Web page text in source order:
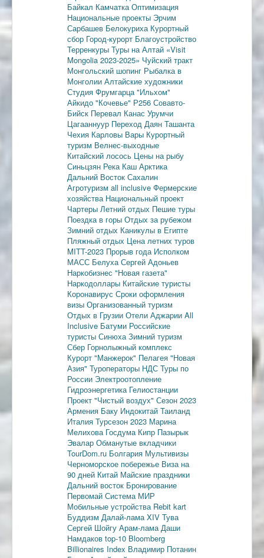
Байкал КамчаткаОптимизация
Национальные проекты Эрчим
Сарбашев Белокуриха Курортный
сбор Город-курорт Благоустройство
Терренкуры Туры на Алтай «Visit
Mongolia 2023-2025» Чуйский тракт
Монгольский шопинг Рыбалка в
Монголии Алтайские художники
Студия Фрумгарца"Ильхом"
Айкидо "Кочевье" Р256 Совавто-
Бийск Перевал Канас Урумчи
Цагааннуур Переход Даян Ташанта
Чехия Карловы Вары Курортный
туризм Велнес-выходные
Китайский лосось Цены на рыбу
Синьцзян Река Каш Арктика
Дальний Восток Сахалин
Агротуризм all inclusive Фермерские
хозяйства Национальный проект
Чартеры Летний отдых Пешие туры
Поездка в горы Отдых за рубежом
Зимний отдых Каникулы в Египте
Пляжный отдых Цена летних туров
MITT-2023 Прорыв года Исполком
МАСС БелухаСергей Адоньев
Наркобизнес "Новая газета"
Наркодоллары Китайские туристы
Коронавирус Сроки оформления
визы Организованный туризм
Отдых в Грузии Отели Аджарии All
Inclusive Батуми Российские
туристы СинюхаЗимний туризм
Сбер Горнолыжный комплекс
Курорт "Манжерок" Пелагея "Новая
Азия" Туроператоры НДС Туры по
России Электроотопление
Гидроэнергетика Гелиостанции
Проект "Чистый воздух" Сезон 2023
Армения Баку Индокитай Таиланд
Италия Турсезон 2023 Марина
Мелихова Госдума Кипр Пазырык
Эвалар Обманутые вкладчики
TourDom.ru Болгария Мультивизы
Черноморское побережье Виза на
90 дней Китай Майские праздники
Дальний восток Бронирование
Первомай Система МИР
Мобильные устройства Rebit kart
Буддизм Далай-лама XIV Тува
Сергей Шойгу Арам-ламаДаши
Намдаков top-10 Bloomberg
Billionaires Index Владимир Потанин